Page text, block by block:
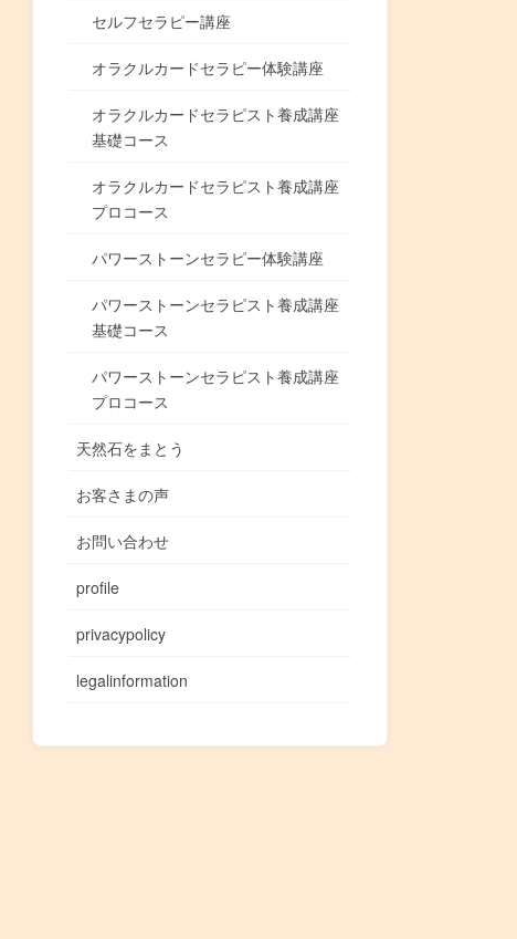
セルフセラピー講座
オラクルカードセラピー体験講座
オラクルカードセラピスト養成講座
基礎コース
オラクルカードセラピスト養成講座
プロコース
パワーストーンセラピー体験講座
パワーストーンセラピスト養成講座
基礎コース
パワーストーンセラピスト養成講座
プロコース
天然石をまとう
お客さまの声
お問い合わせ
profile
privacypolicy
legalinformation